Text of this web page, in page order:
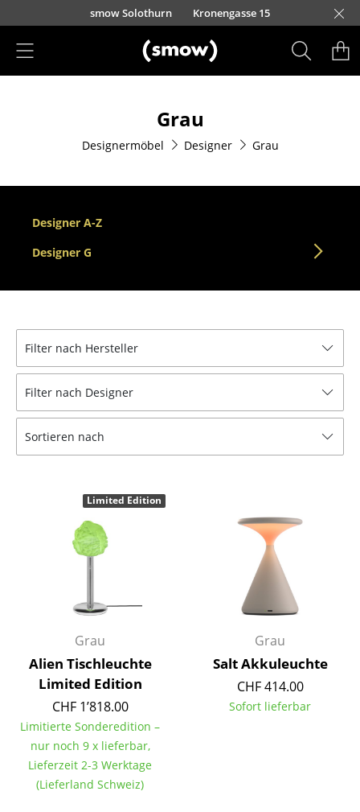
Direkt zum Inhaltsmow Solothurn Kronengasse 15
Esszimmerstühle
Sofas
Sessel
Loungesessel
Barhocker
Bänke & Liegen
Sitzsäcke
Kinderstühle
Schaukelstühle
Konferenzstühle
Bürosessel
Einzelteile
... alle Sitzmöbel
Tische
Esstische
Grau
Designermöbel Designer Grau
Designer A-Z
Designer G
Filter nach Hersteller
Filter nach Designer
Sortieren nach
Grau
Alien Tischleuchte
Limited Edition
CHF 1’818.00
Limitierte Sonderedition –
nur noch 9 x lieferbar,
Lieferzeit 2-3 Werktage
(Lieferland Schweiz)
Limited Edition
Grau
Salt Akkuleuchte
CHF 414.00
Sofort lieferbar